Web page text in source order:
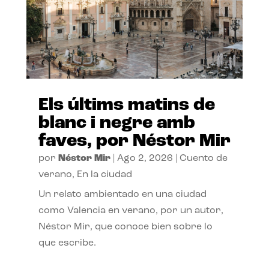
Els últims matins de
blanc i negre amb
faves, por Néstor Mir
por Néstor Mir| Ago 2, 2026
Cuento de
verano, En la ciudad
Un relato ambientado en una ciudad
como Valencia en verano, por un autor,
Néstor Mir, que conoce bien sobre lo
que escribe.